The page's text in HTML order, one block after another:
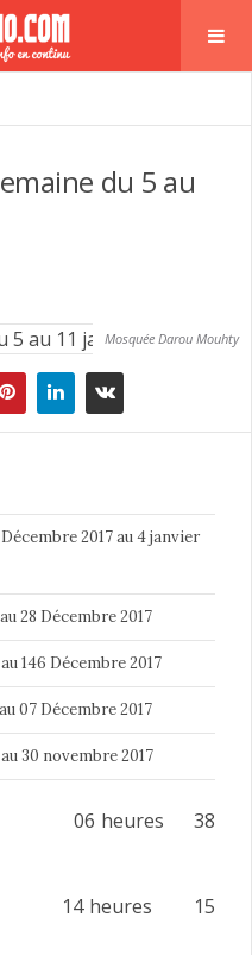
du 5 au
Mosquée Darou Mouhty
2017 au 4 janvier
28 Décembre 2017
146 Décembre 2017
07 Décembre 2017
30 novembre 2017
38
15